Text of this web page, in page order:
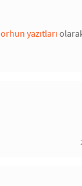
orhun yazıtları